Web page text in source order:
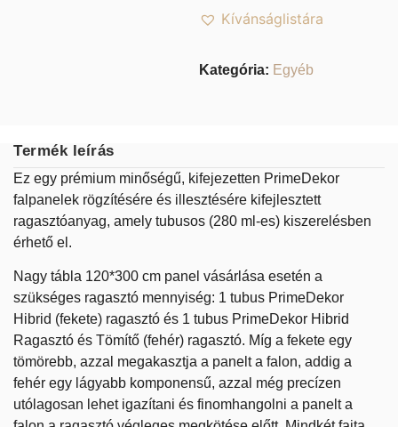
Kívánságlistára
Kategória: Egyéb
Termék leírás
Ez egy prémium minőségű, kifejezetten PrimeDekor
falpanelek rögzítésére és illesztésére kifejlesztett
ragasztóanyag, amely tubusos (280 ml-es) kiszerelésben
érhető el.
Nagy tábla 120*300 cm panel vásárlása esetén a
szükséges ragasztó mennyiség: 1 tubus PrimeDekor
Hibrid (fekete) ragasztó és 1 tubus PrimeDekor Hibrid
Ragasztó és Tömítő (fehér) ragasztó. Míg a fekete egy
tömörebb, azzal megakasztja a panelt a falon, addig a
fehér egy lágyabb komponensű, azzal még precízen
utólagosan lehet igazítani és finomhangolni a panelt a